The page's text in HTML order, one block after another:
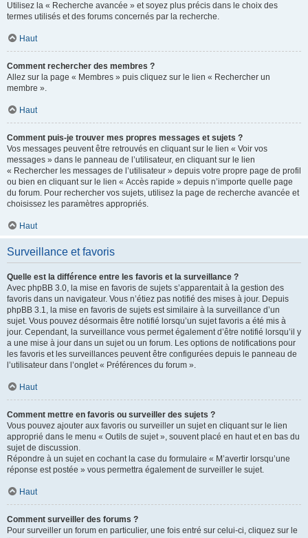
Utilisez la « Recherche avancée » et soyez plus précis dans le choix des
termes utilisés et des forums concernés par la recherche.
Haut
Comment rechercher des membres ?
Allez sur la page « Membres » puis cliquez sur le lien « Rechercher un
membre ».
Haut
Comment puis-je trouver mes propres messages et sujets ?
Vos messages peuvent être retrouvés en cliquant sur le lien « Voir vos
messages » dans le panneau de l’utilisateur, en cliquant sur le lien
« Rechercher les messages de l’utilisateur » depuis votre propre page de profil
ou bien en cliquant sur le lien « Accès rapide » depuis n’importe quelle page
du forum. Pour rechercher vos sujets, utilisez la page de recherche avancée et
choisissez les paramètres appropriés.
Haut
Surveillance et favoris
Quelle est la différence entre les favoris et la surveillance ?
Avec phpBB 3.0, la mise en favoris de sujets s’apparentait à la gestion des
favoris dans un navigateur. Vous n’étiez pas notifié des mises à jour. Depuis
phpBB 3.1, la mise en favoris de sujets est similaire à la surveillance d’un
sujet. Vous pouvez désormais être notifié lorsqu’un sujet favoris a été mis à
jour. Cependant, la surveillance vous permet également d’être notifié lorsqu’il y
a une mise à jour dans un sujet ou un forum. Les options de notifications pour
les favoris et les surveillances peuvent être configurées depuis le panneau de
l’utilisateur dans l’onglet « Préférences du forum ».
Haut
Comment mettre en favoris ou surveiller des sujets ?
Vous pouvez ajouter aux favoris ou surveiller un sujet en cliquant sur le lien
approprié dans le menu « Outils de sujet », souvent placé en haut et en bas du
sujet de discussion.
Répondre à un sujet en cochant la case du formulaire « M’avertir lorsqu’une
réponse est postée » vous permettra également de surveiller le sujet.
Haut
Comment surveiller des forums ?
Pour surveiller un forum en particulier, une fois entré sur celui-ci, cliquez sur le